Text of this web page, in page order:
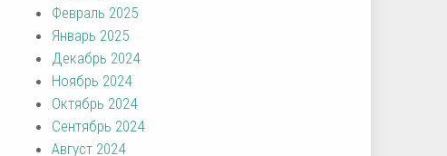
Февраль 2025
Январь 2025
Декабрь 2024
Ноябрь 2024
Октябрь 2024
Сентябрь 2024
Август 2024